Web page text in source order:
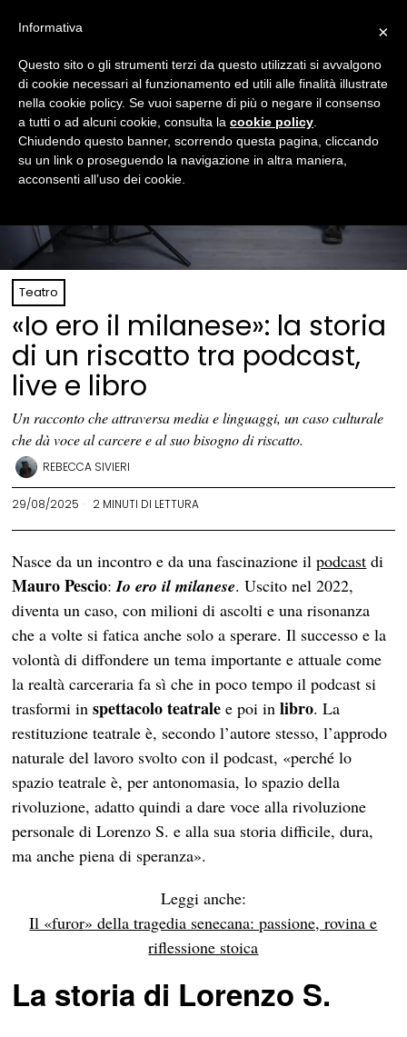
Teatro
«Io ero il milanese»: la storia
di un riscatto tra podcast,
live e libro
Un racconto che attraversa media e linguaggi, un caso culturale
che dà voce al carcere e al suo bisogno di riscatto.
REBECCA SIVIERI
29/08/2025 2 MINUTI DI LETTURA
Nasce da un incontro e da una fascinazione ilpodcast di
Mauro Pescio:Io ero il milanese. Uscito nel 2022,
diventa un caso, con milioni di ascolti e una risonanza
che a volte si fatica anche solo a sperare. Il successo e la
volontà di diffondere un tema importante e attuale come
la realtà carceraria fa sì che in poco tempo il podcast si
trasformi inspettacolo teatrale e poi inlibro. La
restituzione teatrale è, secondo l’autore stesso, l’approdo
naturale del lavoro svolto con il podcast, «perché lo
spazio teatrale è, per antonomasia, lo spazio della
rivoluzione, adatto quindi a dare voce alla rivoluzione
personale di Lorenzo S. e alla sua storia difficile, dura,
ma anche piena di speranza».
Leggi anche:
Il «furor» della tragedia senecana: passione, rovina e
riflessione stoica
La storia di Lorenzo S.
×
Informativa
Questo sito o gli strumenti terzi da questo utilizzati si avvalgono
di cookie necessari al funzionamento ed utili alle finalità illustrate
nella cookie policy. Se vuoi saperne di più o negare il consenso
a tutti o ad alcuni cookie, consulta la cookie policy
Chiudendo questo banner, scorrendo questa pagina, cliccando
su un link o proseguendo la navigazione in altra maniera,
acconsenti all’uso dei cookie.